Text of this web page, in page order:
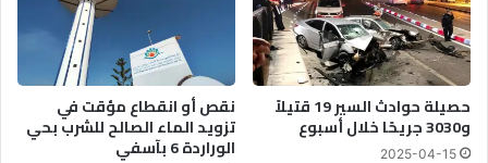
حصيلة حوادث السير 19 قتيلاً
و3030 جريحًا خلال أسبوع
2025-04-15
نقص أو انقطاع مؤقت في
تزويد الماء الصالح للشرب بحي
الوراردة 6 بآسفي